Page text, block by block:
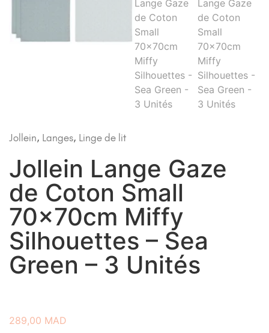
Jollein, Langes, Linge de lit
Jollein Lange Gaze
de Coton Small
70x70cm Miffy
Silhouettes – Sea
Green – 3 Unités
289,00 MAD